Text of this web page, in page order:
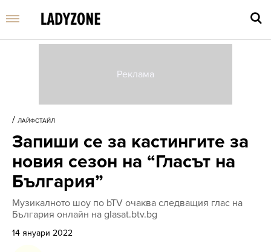
и
/ ЛАЙФСТАЙЛ
Запиши се за кастингите за
новия сезон на “Гласът на
България”
Музикалното шоу по bTV очаква следващия глас на
България онлайн на glasat.btv.bg
14 януари 2022